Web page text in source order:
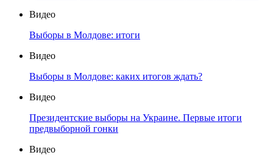
Видео
Выборы в Молдове: итоги
Видео
Выборы в Молдове: каких итогов ждать?
Видео
Президентские выборы на Украине. Первые итоги
предвыборной гонки
Видео